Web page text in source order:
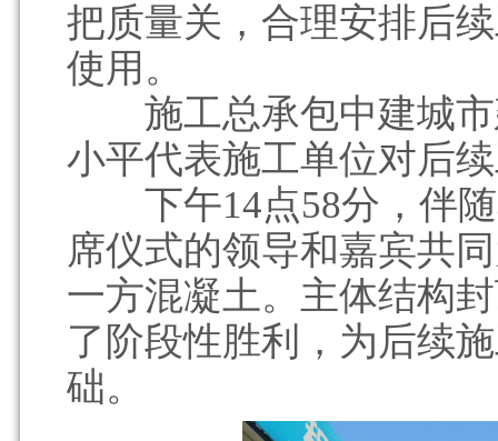
把质量关，合理安排后
使用。
施工总承包中建城市
小平代表施工单位对后
下午14点58分，伴随
席仪式的领导和嘉宾共
一方混凝土。主体结构
了阶段性胜利，为后续
础。